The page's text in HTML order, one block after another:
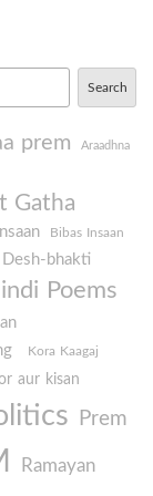
Search
prem Araadhna
Gatha
Bibas Insaan
Desh-bhakti
Poems
Kora Kaagaj
aur kisan
Prem
Ramayan